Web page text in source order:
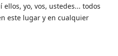
yo, vos, ustedes... todos
este lugar y en cualquier